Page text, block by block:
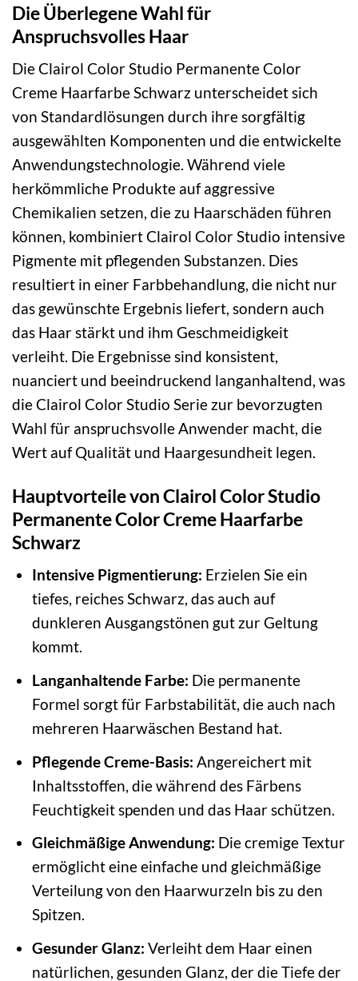
Die Überlegene Wahl für
Anspruchsvolles Haar
Die Clairol Color Studio Permanente Color
Creme Haarfarbe Schwarz unterscheidet sich
von Standardlösungen durch ihre sorgfältig
ausgewählten Komponenten und die entwickelte
Anwendungstechnologie. Während viele
herkömmliche Produkte auf aggressive
Chemikalien setzen, die zu Haarschäden führen
können, kombiniert Clairol Color Studio intensive
Pigmente mit pflegenden Substanzen. Dies
resultiert in einer Farbbehandlung, die nicht nur
das gewünschte Ergebnis liefert, sondern auch
das Haar stärkt und ihm Geschmeidigkeit
verleiht. Die Ergebnisse sind konsistent,
nuanciert und beeindruckend langanhaltend, was
die Clairol Color Studio Serie zur bevorzugten
Wahl für anspruchsvolle Anwender macht, die
Wert auf Qualität und Haargesundheit legen.
Hauptvorteile von Clairol Color Studio
Permanente Color Creme Haarfarbe
Schwarz
Intensive Pigmentierung: Erzielen Sie ein
tiefes, reiches Schwarz, das auch auf
dunkleren Ausgangstönen gut zur Geltung
kommt.
Langanhaltende Farbe: Die permanente
Formel sorgt für Farbstabilität, die auch nach
mehreren Haarwäschen Bestand hat.
Pflegende Creme-Basis: Angereichert mit
Inhaltsstoffen, die während des Färbens
Feuchtigkeit spenden und das Haar schützen.
Gleichmäßige Anwendung: Die cremige Textur
ermöglicht eine einfache und gleichmäßige
Verteilung von den Haarwurzeln bis zu den
Spitzen.
Gesunder Glanz: Verleiht dem Haar einen
natürlichen, gesunden Glanz, der die Tiefe der